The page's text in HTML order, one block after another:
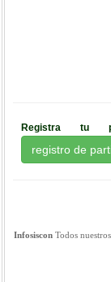
Registra tu
registro de
Infosiscon Todos